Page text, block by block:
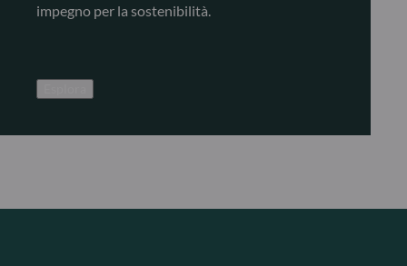
impegno per la sostenibilità.